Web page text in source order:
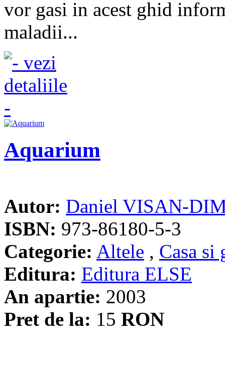
vor gasi in acest ghid
maladii...
Aquarium
Autor: Daniel VISAN-
ISBN: 973-86180-5-3
Categorie: Altele , Casa si
Editura: Editura ELSE
An apartie: 2003
Pret de la: 15 RON